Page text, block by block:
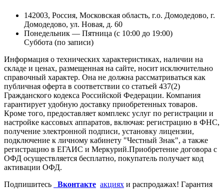
142003, Россия, Московская область, г.о. Домодедово, г.
Домодедово, ул. Новая, д. 60
Понедельник — Пятница (с 10:00 до 19:00)
Суббота (по записи)
Информация о технических характеристиках, наличии на
складе и ценах, размещенная на сайте, носит исключительно
справочный характер. Она не должна рассматриваться как
публичная оферта в соответствии со статьей 437(2)
Гражданского кодекса Российской Федерации. Компания
гарантирует удобную доставку приобретенных товаров.
Кроме того, предоставляет комплекс услуг по регистрации и
настройке кассовых аппаратов, включая: регистрацию в ФНС,
получение электронной подписи, установку лицензии,
подключение к личному кабинету "Честный Знак", а также
регистрацию в ЕГАИС и Меркурий.Приобретение договора с
ОФД осуществляется бесплатно, покупатель получает код
активации ОФД.
Подпишитесь
Вконтакте акциях и распродажах! Гарантия